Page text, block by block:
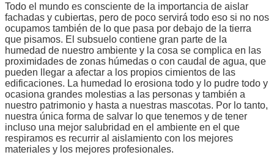
Todo el mundo es consciente de la importancia de aislar
fachadas y cubiertas, pero de poco servirá todo eso si no nos
ocupamos también de lo que pasa por debajo de la tierra
que pisamos. El subsuelo contiene gran parte de la
humedad de nuestro ambiente y la cosa se complica en las
proximidades de zonas húmedas o con caudal de agua, que
pueden llegar a afectar a los propios cimientos de las
edificaciones. La humedad lo erosiona todo y lo pudre todo y
ocasiona grandes molestias a las personas y también a
nuestro patrimonio y hasta a nuestras mascotas. Por lo tanto,
nuestra única forma de salvar lo que tenemos y de tener
incluso una mejor salubridad en el ambiente en el que
respiramos es recurrir al aislamiento con los mejores
materiales y los mejores profesionales.